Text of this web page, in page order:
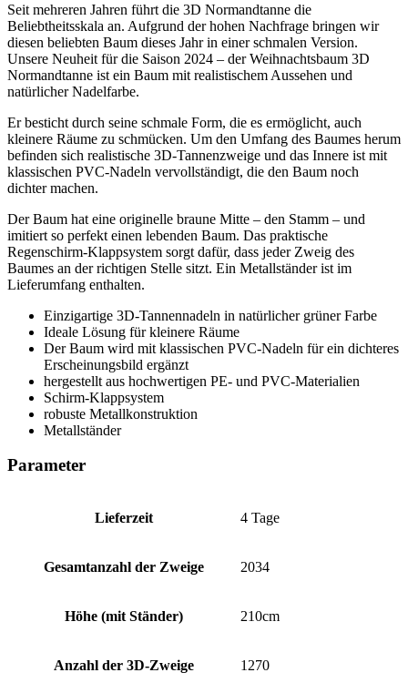
Seit mehreren Jahren führt die 3D Normandtanne die
Beliebtheitsskala an. Aufgrund der hohen Nachfrage bringen wir
diesen beliebten Baum dieses Jahr in einer schmalen Version.
Unsere Neuheit für die Saison 2024 – der Weihnachtsbaum 3D
Normandtanne ist ein Baum mit realistischem Aussehen und
natürlicher Nadelfarbe.
Er besticht durch seine schmale Form, die es ermöglicht, auch
kleinere Räume zu schmücken. Um den Umfang des Baumes herum
befinden sich realistische 3D-Tannenzweige und das Innere ist mit
klassischen PVC-Nadeln vervollständigt, die den Baum noch
dichter machen.
Der Baum hat eine originelle braune Mitte – den Stamm – und
imitiert so perfekt einen lebenden Baum. Das praktische
Regenschirm-Klappsystem sorgt dafür, dass jeder Zweig des
Baumes an der richtigen Stelle sitzt. Ein Metallständer ist im
Lieferumfang enthalten.
Einzigartige 3D-Tannennadeln in natürlicher grüner Farbe
Ideale Lösung für kleinere Räume
Der Baum wird mit klassischen PVC-Nadeln für ein dichteres
Erscheinungsbild ergänzt
hergestellt aus hochwertigen PE- und PVC-Materialien
Schirm-Klappsystem
robuste Metallkonstruktion
Metallständer
Parameter
Lieferzeit 4 Tage
Gesamtanzahl der Zweige 2034
Höhe (mit Ständer) 210cm
Anzahl der 3D-Zweige 1270